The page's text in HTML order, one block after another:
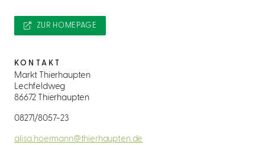
ZUR HOMEPAGE
KONTAKT
Markt Thierhaupten
Lechfeldweg
86672 Thierhaupten
08271/8057-23
alisa.hoermann@thierhaupten.de